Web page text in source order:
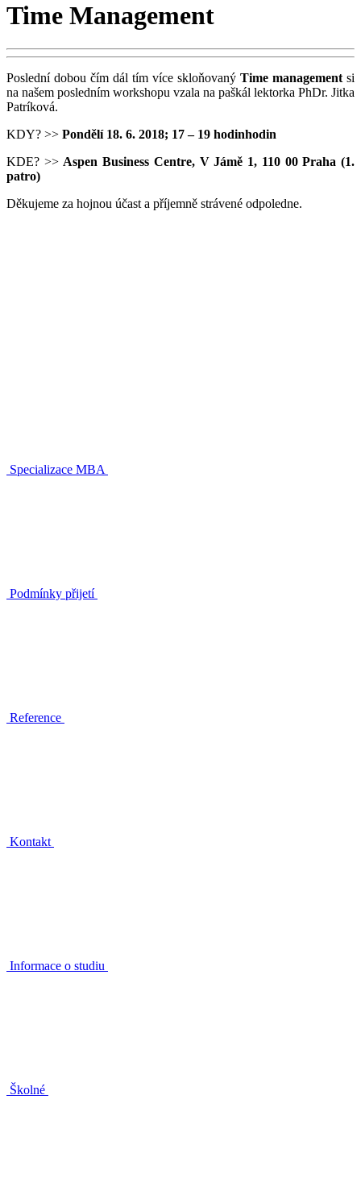
Time Management
Poslední dobou čím dál tím více skloňovaný Time management si
na našem posledním workshopu vzala na paškál lektorka PhDr. Jitka
Patríková.
KDY? >> Pondělí 18. 6. 2018; 17 – 19 hodin​hodin
KDE? >> Aspen Business Centre, V Jámě 1, 110 00 Praha (1.
patro)
Děkujeme za hojnou účast a příjemně strávené odpoledne.
Specializace MBA
Podmínky přijetí
Reference
Kontakt
Informace o studiu
Školné